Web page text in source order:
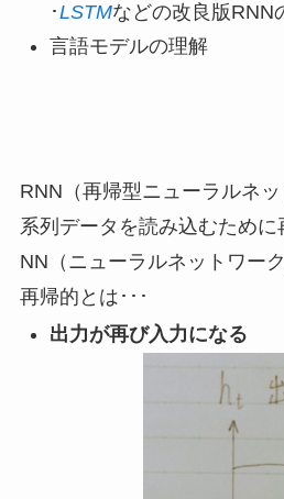
･LSTMなどの改良版RNN
言語モデルの理解
RNN（再帰型ニューラルネ
系列データを読み込むために
NN（ニューラルネットワーク
再帰的とは･･･
出力が再び入力になる